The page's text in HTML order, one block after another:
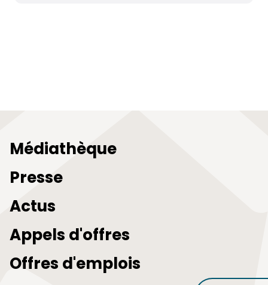
Médiathèque
Presse
Actus
Appels d'offres
Offres d'emplois